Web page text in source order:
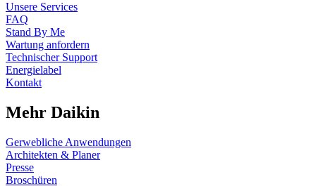
Unsere Services
FAQ
Stand By Me
Wartung anfordern
Technischer Support
Energielabel
Kontakt
Mehr Daikin
Gerwebliche Anwendungen
Architekten & Planer
Presse
Broschüren